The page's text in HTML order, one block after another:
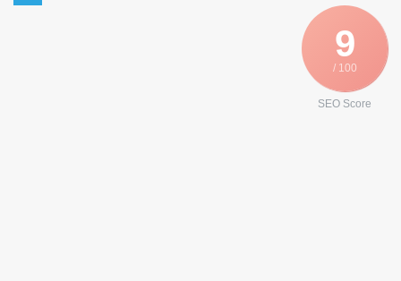
9
/ 100
SEO Score